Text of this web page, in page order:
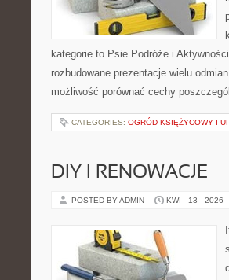
kategorie to Psie Podróże i
rozbudowane prezentacje wielu
możliwość porównać cechy
CATEGORIES: OGRÓD KSIĘŻYCOWY I
DIY I RENOWACJE
POSTED BY ADMIN KWI - 13 - 2026